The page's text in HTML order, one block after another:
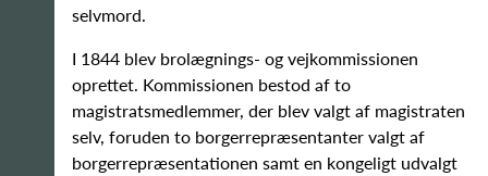
selvmord.
I 1844 blev brolægnings- og vejkommissionen
oprettet. Kommissionen bestod af to
magistratsmedlemmer, der blev valgt af magistraten
selv, foruden to borgerrepræsentanter valgt af
borgerrepræsentationen samt en kongeligt udvalgt